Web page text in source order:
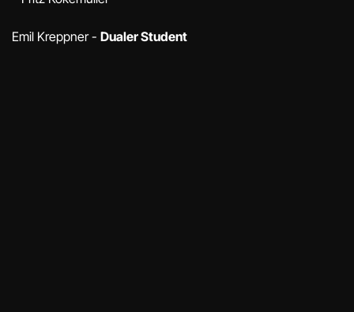
Emil Kreppner - Dualer Student